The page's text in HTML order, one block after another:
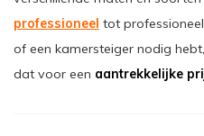
professioneel tot
of een kamersteiger nodig
dat voor een aantrekkelijke